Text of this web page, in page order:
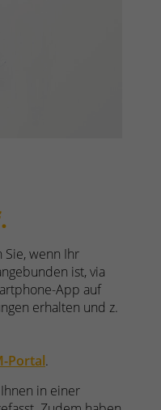
Sie, wenn Ihr
ist, via
App auf
erhalten und z.
Portal.
in einer